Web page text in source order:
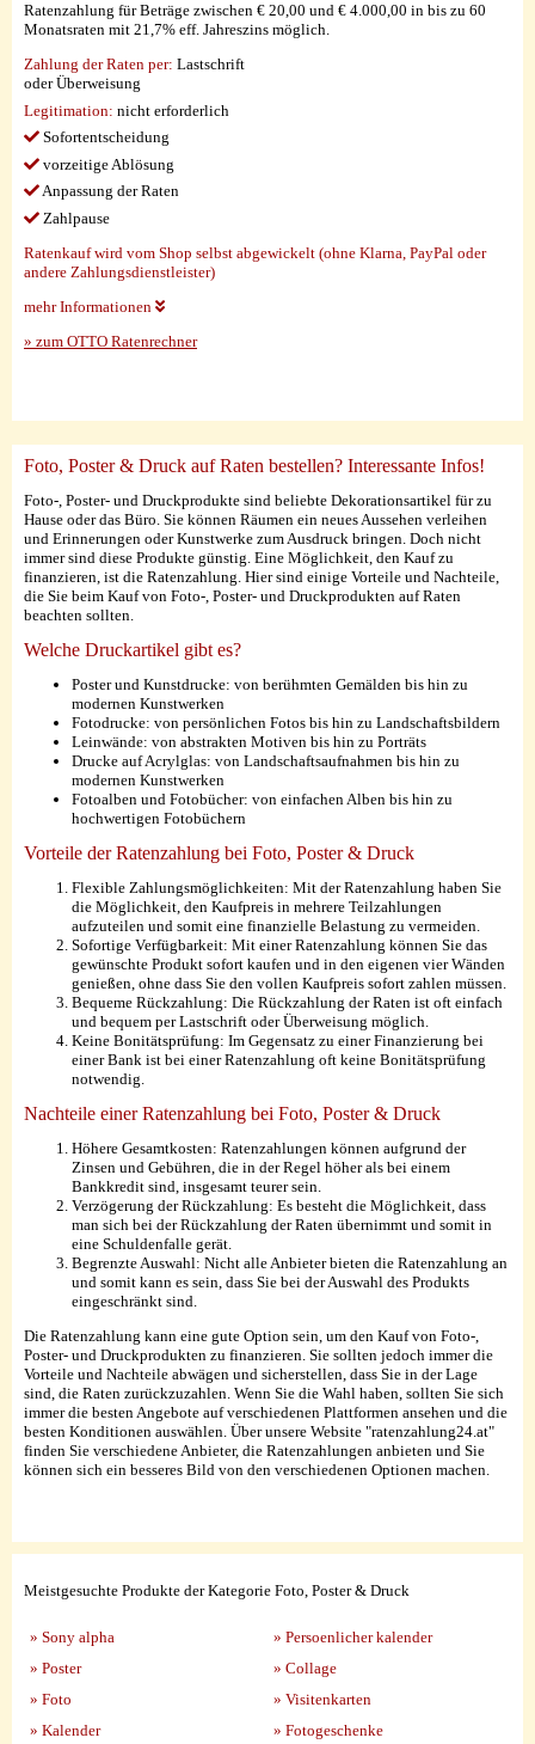
Ratenzahlung für Beträge zwischen € 20,00 und € 4.000,00 in bis zu 60
Monatsraten mit 21,7% eff. Jahreszins möglich.
Zahlung der Raten per: Lastschrift
oder Überweisung
Legitimation: nicht erforderlich
Sofortentscheidung
vorzeitige Ablösung
Anpassung der Raten
Zahlpause
Ratenkauf wird vom Shop selbst abgewickelt (ohne Klarna, PayPal oder
andere Zahlungsdienstleister)
mehr Informationen
» zum OTTO Ratenrechner
Foto, Poster & Druck auf Raten bestellen? Interessante Infos!
Foto-, Poster- und Druckprodukte sind beliebte Dekorationsartikel für zu
Hause oder das Büro. Sie können Räumen ein neues Aussehen verleihen
und Erinnerungen oder Kunstwerke zum Ausdruck bringen. Doch nicht
immer sind diese Produkte günstig. Eine Möglichkeit, den Kauf zu
finanzieren, ist die Ratenzahlung. Hier sind einige Vorteile und Nachteile,
die Sie beim Kauf von Foto-, Poster- und Druckprodukten auf Raten
beachten sollten.
Welche Druckartikel gibt es?
Poster und Kunstdrucke: von berühmten Gemälden bis hin zu
modernen Kunstwerken
Fotodrucke: von persönlichen Fotos bis hin zu Landschaftsbildern
Leinwände: von abstrakten Motiven bis hin zu Porträts
Drucke auf Acrylglas: von Landschaftsaufnahmen bis hin zu
modernen Kunstwerken
Fotoalben und Fotobücher: von einfachen Alben bis hin zu
hochwertigen Fotobüchern
Vorteile der Ratenzahlung bei Foto, Poster & Druck
Flexible Zahlungsmöglichkeiten: Mit der Ratenzahlung haben Sie
die Möglichkeit, den Kaufpreis in mehrere Teilzahlungen
aufzuteilen und somit eine finanzielle Belastung zu vermeiden.
Sofortige Verfügbarkeit: Mit einer Ratenzahlung können Sie das
gewünschte Produkt sofort kaufen und in den eigenen vier Wänden
genießen, ohne dass Sie den vollen Kaufpreis sofort zahlen müssen.
Bequeme Rückzahlung: Die Rückzahlung der Raten ist oft einfach
und bequem per Lastschrift oder Überweisung möglich.
Keine Bonitätsprüfung: Im Gegensatz zu einer Finanzierung bei
einer Bank ist bei einer Ratenzahlung oft keine Bonitätsprüfung
notwendig.
Nachteile einer Ratenzahlung bei Foto, Poster & Druck
Höhere Gesamtkosten: Ratenzahlungen können aufgrund der
Zinsen und Gebühren, die in der Regel höher als bei einem
Bankkredit sind, insgesamt teurer sein.
Verzögerung der Rückzahlung: Es besteht die Möglichkeit, dass
man sich bei der Rückzahlung der Raten übernimmt und somit in
eine Schuldenfalle gerät.
Begrenzte Auswahl: Nicht alle Anbieter bieten die Ratenzahlung an
und somit kann es sein, dass Sie bei der Auswahl des Produkts
eingeschränkt sind.
Die Ratenzahlung kann eine gute Option sein, um den Kauf von Foto-,
Poster- und Druckprodukten zu finanzieren. Sie sollten jedoch immer die
Vorteile und Nachteile abwägen und sicherstellen, dass Sie in der Lage
sind, die Raten zurückzuzahlen. Wenn Sie die Wahl haben, sollten Sie sich
immer die besten Angebote auf verschiedenen Plattformen ansehen und die
besten Konditionen auswählen. Über unsere Website "ratenzahlung24.at"
finden Sie verschiedene Anbieter, die Ratenzahlungen anbieten und Sie
können sich ein besseres Bild von den verschiedenen Optionen machen.
Meistgesuchte Produkte der Kategorie Foto, Poster & Druck
» Sony alpha
» Poster
» Foto
» Kalender
» Persoenlicher kalender
» Collage
» Visitenkarten
» Fotogeschenke